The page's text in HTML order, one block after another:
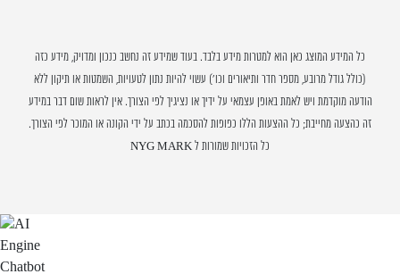
כל המידע המוצג כאן הוא למטרות מידע בלבד. בעוד שמידע זה נחשב כנכון ומדויק, מידע כזה
(כולל גודל מרובע, מספר חדר ותיאורים וכו') עשוי להיות נתון לטעויות, השמטות או תיקון ללא
הודעה מוקדמת ויש לאמת באופן עצמאי על ידיך או נציגיך לפי הצורך. אין לראות שום דבר במידע
זה כהצעה מחייבת; כל ההצעות הללו כפופות להסכמה בכתב על ידי הקונה או המוכר לפי הצורך.
כל הזכויות שמורות ל NYG MARK